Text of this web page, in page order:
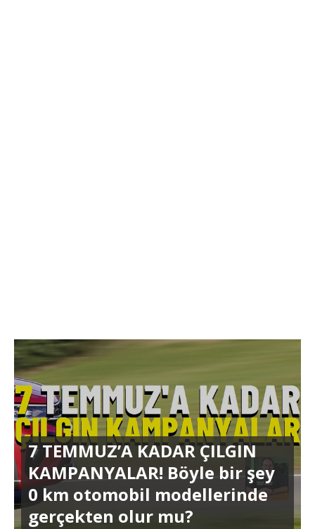
7 TEMMUZ’A KADAR ÇILGIN
KAMPANYALAR! Böyle bir şey
0 km otomobil modellerinde
gerçekten olur mu?